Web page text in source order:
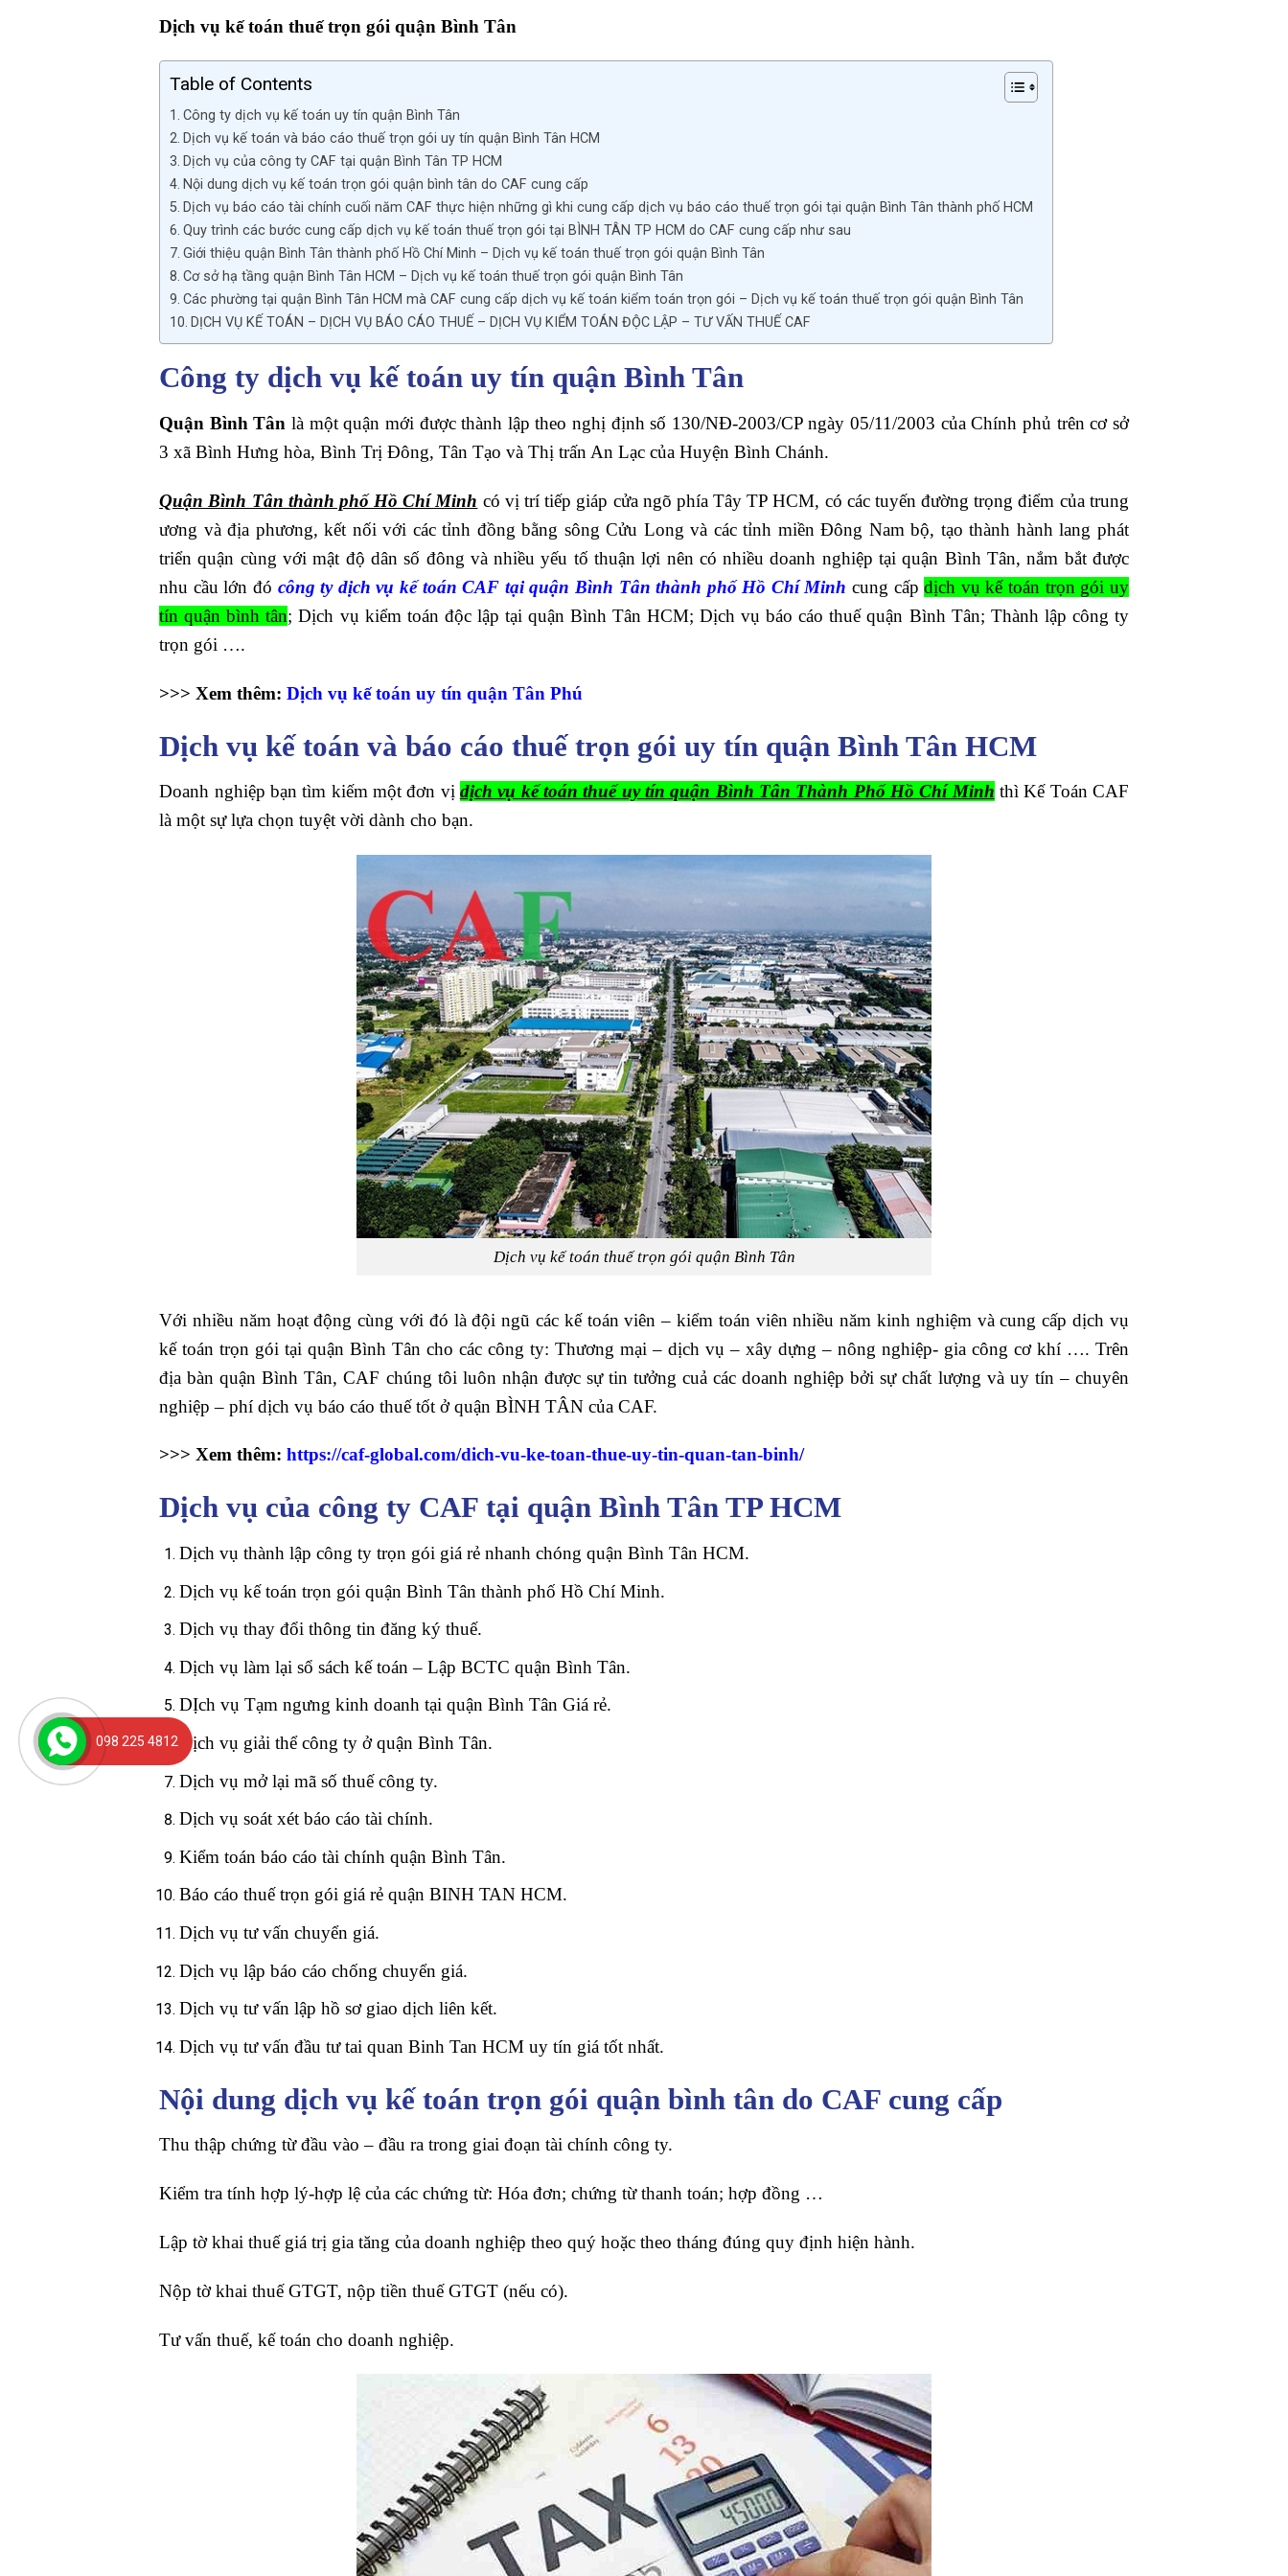
Dịch vụ kế toán thuế trọn gói quận Bình Tân
Table of Contents
Công ty dịch vụ kế toán uy tín quận Bình Tân
Dịch vụ kế toán và báo cáo thuế trọn gói uy tín quận Bình Tân HCM
Dịch vụ của công ty CAF tại quận Bình Tân TP HCM
Nội dung dịch vụ kế toán trọn gói quận bình tân do CAF cung cấp
Dịch vụ báo cáo tài chính cuối năm CAF thực hiện những gì khi cung cấp dịch vụ báo cáo thuế trọn gói tại quận Bình Tân thành phố HCM
Quy trình các bước cung cấp dịch vụ kế toán thuế trọn gói tại BÌNH TÂN TP HCM do CAF cung cấp như sau
Giới thiệu quận Bình Tân thành phố Hồ Chí Minh – Dịch vụ kế toán thuế trọn gói quận Bình Tân
Cơ sở hạ tầng quận Bình Tân HCM – Dịch vụ kế toán thuế trọn gói quận Bình Tân
Các phường tại quận Bình Tân HCM mà CAF cung cấp dịch vụ kế toán kiểm toán trọn gói – Dịch vụ kế toán thuế trọn gói quận Bình Tân
DỊCH VỤ KẾ TOÁN – DỊCH VỤ BÁO CÁO THUẾ – DỊCH VỤ KIỂM TOÁN ĐỘC LẬP – TƯ VẤN THUẾ CAF
Công ty dịch vụ kế toán uy tín quận Bình Tân
Quận Bình Tân là một quận mới được thành lập theo nghị định số 130/NĐ-2003/CP ngày 05/11/2003 của Chính phủ trên cơ sở
3 xã Bình Hưng hòa, Bình Trị Đông, Tân Tạo và Thị trấn An Lạc của Huyện Bình Chánh.
Quận Bình Tân thành phố Hồ Chí Minh có vị trí tiếp giáp cửa ngõ phía Tây TP HCM, có các tuyến đường trọng điểm của trung
ương và địa phương, kết nối với các tỉnh đồng bằng sông Cửu Long và các tỉnh miền Đông Nam bộ, tạo thành hành lang phát
triển quận cùng với mật độ dân số đông và nhiều yếu tố thuận lợi nên có nhiều doanh nghiệp tại quận Bình Tân, nắm bắt được
nhu cầu lớn đó công ty dịch vụ kế toán CAF tại quận Bình Tân thành phố Hồ Chí Minh cung cấpdịch vụ kế toán trọn gói uy
tín quận bình tân; Dịch vụ kiểm toán độc lập tại quận Bình Tân HCM; Dịch vụ báo cáo thuế quận Bình Tân; Thành lập công ty
trọn gói ….
>>> Xem thêm: Dịch vụ kế toán uy tín quận Tân Phú
Dịch vụ kế toán và báo cáo thuế trọn gói uy tín quận Bình Tân HCM
Doanh nghiệp bạn tìm kiếm một đơn vị dịch vụ kế toán thuế uy tín quận Bình Tân Thành Phố Hồ Chí Minh thì Kế Toán CAF
là một sự lựa chọn tuyệt vời dành cho bạn.
Dịch vụ kế toán thuế trọn gói quận Bình Tân
Với nhiều năm hoạt động cùng với đó là đội ngũ các kế toán viên – kiểm toán viên nhiều năm kinh nghiệm và cung cấp dịch vụ
kế toán trọn gói tại quận Bình Tân cho các công ty: Thương mại – dịch vụ – xây dựng – nông nghiệp- gia công cơ khí …. Trên
địa bàn quận Bình Tân, CAF chúng tôi luôn nhận được sự tin tưởng cuả các doanh nghiệp bởi sự chất lượng và uy tín – chuyên
nghiệp – phí dịch vụ báo cáo thuế tốt ở quận BÌNH TÂN của CAF.
>>> Xem thêm:https://caf-global.com/dich-vu-ke-toan-thue-uy-tin-quan-tan-binh/
Dịch vụ của công ty CAF tại quận Bình Tân TP HCM
Dịch vụ thành lập công ty trọn gói giá rẻ nhanh chóng quận Bình Tân HCM.
Dịch vụ kế toán trọn gói quận Bình Tân thành phố Hồ Chí Minh.
Dịch vụ thay đổi thông tin đăng ký thuế.
Dịch vụ làm lại sổ sách kế toán – Lập BCTC quận Bình Tân.
DỊch vụ Tạm ngưng kinh doanh tại quận Bình Tân Giá rẻ.
Dịch vụ giải thể công ty ở quận Bình Tân.
Dịch vụ mở lại mã số thuế công ty.
Dịch vụ soát xét báo cáo tài chính.
Kiểm toán báo cáo tài chính quận Bình Tân.
Báo cáo thuế trọn gói giá rẻ quận BINH TAN HCM.
Dịch vụ tư vấn chuyển giá.
Dịch vụ lập báo cáo chống chuyển giá.
Dịch vụ tư vấn lập hồ sơ giao dịch liên kết.
Dịch vụ tư vấn đầu tư tai quan Binh Tan HCM uy tín giá tốt nhất.
Nội dung dịch vụ kế toán trọn gói quận bình tân do CAF cung cấp
Thu thập chứng từ đầu vào – đầu ra trong giai đoạn tài chính công ty.
Kiểm tra tính hợp lý-hợp lệ của các chứng từ: Hóa đơn; chứng từ thanh toán; hợp đồng …
Lập tờ khai thuế giá trị gia tăng của doanh nghiệp theo quý hoặc theo tháng đúng quy định hiện hành.
Nộp tờ khai thuế GTGT, nộp tiền thuế GTGT (nếu có).
Tư vấn thuế, kế toán cho doanh nghiệp.
098 225 4812